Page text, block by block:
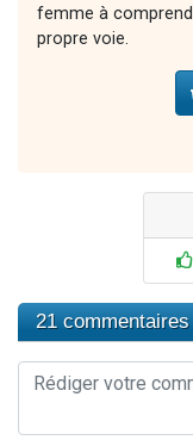
femme à
propre voie.
21 commentaires